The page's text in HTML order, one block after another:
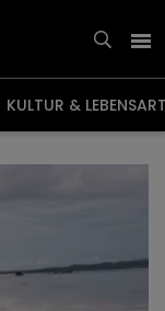
KULTUR &